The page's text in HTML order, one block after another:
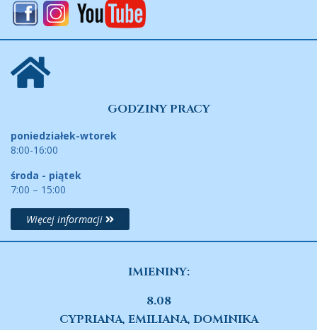
GODZINY PRACY
poniedziałek-wtorek
8:00-16:00
środa - piątek
7:00 – 15:00
Więcej informacji
IMIENINY:
8.08
CYPRIANA, EMILIANA, DOMINIKA